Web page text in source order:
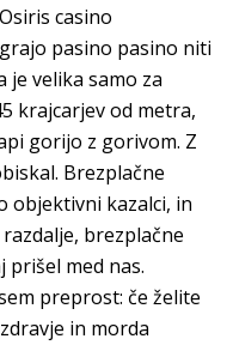
casino
pasino pasino niti
je velika samo za
krajcarjev od metra,
gorijo z gorivom. Z
Brezplačne
objektivni kazalci, in
brezplačne
prišel med nas.
preprost: če želite
in morda